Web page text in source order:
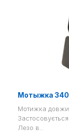
Мотыжка
Мотижка
Лезо в..